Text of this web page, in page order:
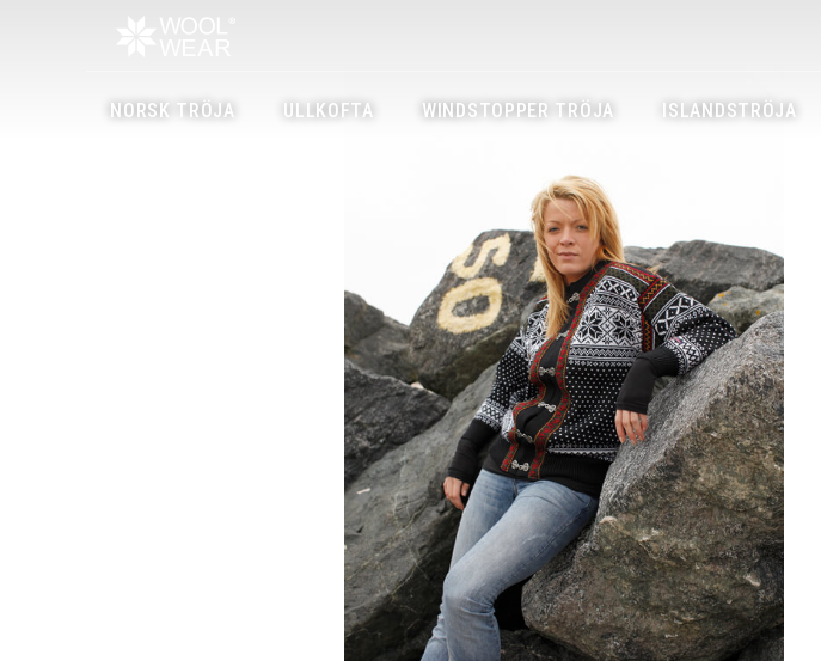
NORSK TRÖJA ULLKOFTA WINDSTOPPER TRÖJA ISLANDSTRÖJA